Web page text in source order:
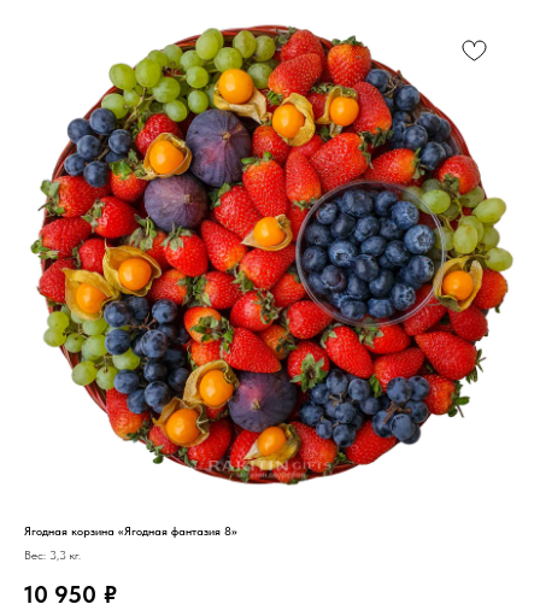
Ягодная корзина «Ягодная фантазия 8»
Вес: 3,3 кг.
10 950 ₽